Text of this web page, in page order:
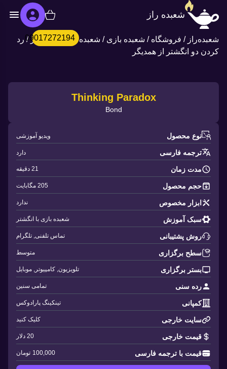
شعبده راز
09017272194 شعبده‌راز / فروشگاه / شعبده بازی / شعبده بازی با انگشتر/رد
کردن دو انگشتر از همدیگر
Thinking Paradox
Bond
نوع محصول ویدیو آموزشی
ترجمه فارسی دارد
مدت زمان 21 دقیقه
حجم محصول 205 مگابایت
ابزار مخصوص ندارد
سبک آموزش شعبده بازی با انگشتر
روش پشتیبانی تماس تلفنی, تلگرام
سطح برگزاری متوسط
بستر برگزاری تلویزیون, کامپیوتر, موبایل
رده سنی تمامی سنین
کمپانی تینکینگ پارادوکس
سایت خارجی کلیک کنید
قیمت خارجی 20 دلار
قیمت با ترجمه فارسی 100,000 تومان